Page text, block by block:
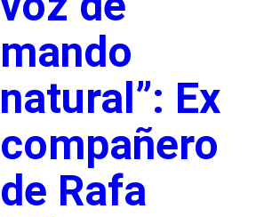
mando
natural”: Ex
compañero
de Rafa